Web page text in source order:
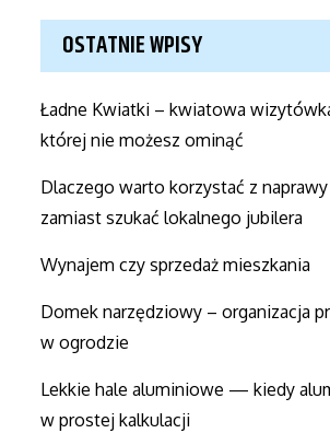
OSTATNIE WPISY
Ładne Kwiatki – kwiatowa
której nie możesz ominąć
Dlaczego warto korzystać z
zamiast szukać lokalnego jubilera
Wynajem czy sprzedaż mieszkania
Domek narzędziowy – organizacja
w ogrodzie
Lekkie hale aluminiowe — kiedy
w prostej kalkulacji